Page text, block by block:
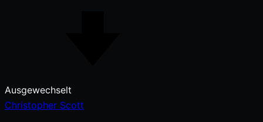
Ausgewechselt
Christopher Scott